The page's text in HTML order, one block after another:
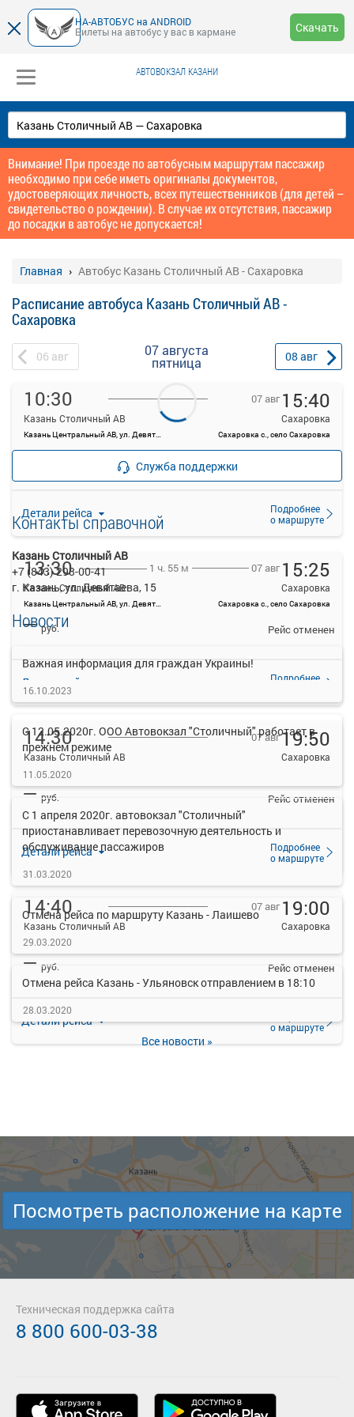
НА-АВТОБУС на ANDROID
Билеты на автобус у вас в кармане
Скачать
АВТОВОКЗАЛ КАЗАНИ
Внимание! При проезде по автобусным маршрутам пассажир
необходимо при себе иметь оригиналы документов,
удостоверяющих личность, всех путешественников (для детей –
свидетельство о рождении). В случае их отсутствия, пассажир
до посадки в автобус не допускается!
Главная Автобус Казань Столичный АВ - Сахаровка
Расписание автобуса Казань Столичный АВ -
Сахаровка
06 авг 07 августа
пятница 08 авг
10:30
Казань Столичный АВ
Казань Центральный АВ, ул. Девятаева, 15, Казань
07 авг 15:40
Сахаровка
Сахаровка с., село Сахаровка
Детали рейса
Подробнее
о маршруте
—
13:30
Казань Столичный АВ
Казань Центральный АВ, ул. Девятаева, 15, Казань
1 ч. 55 м 07 авг 15:25
Сахаровка
Сахаровка с., село Сахаровка
Детали рейса
Подробнее
— руб. Рейс отменен
14:30
Казань Столичный АВ
07 авг19:50
Сахаровка
Детали рейса
Подробнее
о маршруте
— руб. Рейс отменен
14:40
Казань Столичный АВ
07 авг 19:00
Сахаровка
Детали рейса
о маршруте
— руб. Рейс отменен
Служба поддержки
Контакты справочной
Казань Столичный АВ
+7 (843) 293-00-41
г. Казань, ул. Девятаева, 15
Новости
Важная информация для граждан Украины!
16.10.2023
С 12.05.2020г. ООО Автовокзал "Столичный" работает в
прежнем режиме
11.05.2020
С 1 апреля 2020г. автовокзал "Столичный"
приостанавливает перевозочную деятельность и
обслуживание пассажиров
31.03.2020
Отмена рейса по маршруту Казань - Лаишево
29.03.2020
Отмена рейса Казань - Ульяновск отправлением в 18:10
28.03.2020
Все новости »
Посмотреть расположение на карте
Техническая поддержка сайта
8 800 600-03-38